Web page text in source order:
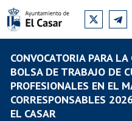
CONVOCATORIA PARA
BOLSA DE TRABAJO DE
PROFESIONALES EN EL
CORRESPONSABLES
EL CASAR